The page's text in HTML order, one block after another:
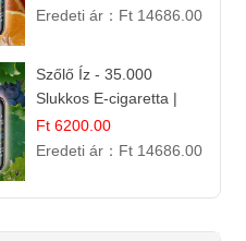
Eredeti ár： Ft 14686.00
Szőlő Íz - 35.000
Slukkos E-cigaretta |
Friss Gyümölcs Aroma
Ft 6200.00
Eredeti ár： Ft 14686.00